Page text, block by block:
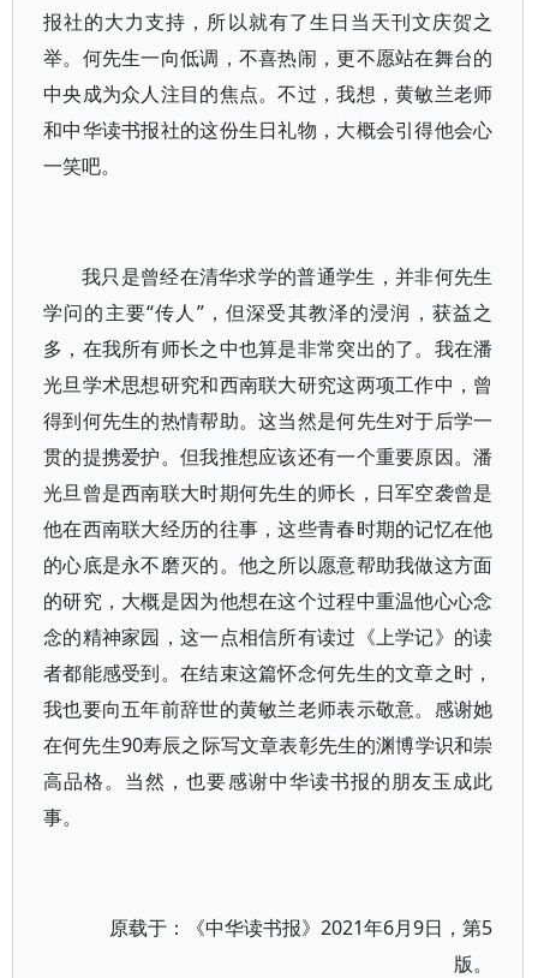
报社的大力支持，所以就有了生日当天刊文庆贺之
举。何先生一向低调，不喜热闹，更不愿站在舞台的
中央成为众人注目的焦点。不过，我想，黄敏兰老师
和中华读书报社的这份生日礼物，大概会引得他会心
一笑吧。
我只是曾经在清华求学的普通学生，并非何先生
学问的主要“传人”，但深受其教泽的浸润，获益之
多，在我所有师长之中也算是非常突出的了。我在潘
光旦学术思想研究和西南联大研究这两项工作中，曾
得到何先生的热情帮助。这当然是何先生对于后学一
贯的提携爱护。但我推想应该还有一个重要原因。潘
光旦曾是西南联大时期何先生的师长，日军空袭曾是
他在西南联大经历的往事，这些青春时期的记忆在他
的心底是永不磨灭的。他之所以愿意帮助我做这方面
的研究，大概是因为他想在这个过程中重温他心心念
念的精神家园，这一点相信所有读过《上学记》的读
者都能感受到。在结束这篇怀念何先生的文章之时，
我也要向五年前辞世的黄敏兰老师表示敬意。感谢她
在何先生90寿辰之际写文章表彰先生的渊博学识和崇
高品格。当然，也要感谢中华读书报的朋友玉成此
事。
原载于：《中华读书报》2021年6月9日，第5
版。